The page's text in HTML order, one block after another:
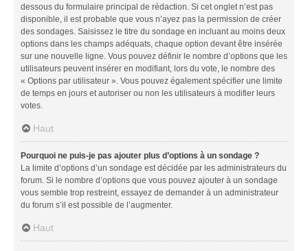
dessous du formulaire principal de rédaction. Si cet onglet n’est pas
disponible, il est probable que vous n’ayez pas la permission de créer
des sondages. Saisissez le titre du sondage en incluant au moins deux
options dans les champs adéquats, chaque option devant être insérée
sur une nouvelle ligne. Vous pouvez définir le nombre d’options que les
utilisateurs peuvent insérer en modifiant, lors du vote, le nombre des
« Options par utilisateur ». Vous pouvez également spécifier une limite
de temps en jours et autoriser ou non les utilisateurs à modifier leurs
votes.
Haut
Pourquoi ne puis-je pas ajouter plus d’options à un sondage ?
La limite d’options d’un sondage est décidée par les administrateurs du
forum. Si le nombre d’options que vous pouvez ajouter à un sondage
vous semble trop restreint, essayez de demander à un administrateur
du forum s’il est possible de l’augmenter.
Haut